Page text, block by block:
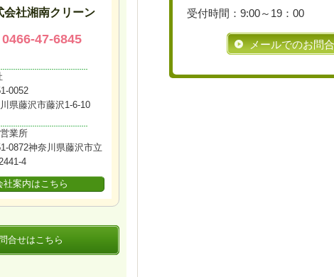
受付時間：9:00～19：00
メールでのお問
会社湘南クリーン
0466-47-6845
0052
県藤沢市藤沢1-6-10
業所
0872神奈川県藤沢市立
4
社案内はこちら
合せはこちら